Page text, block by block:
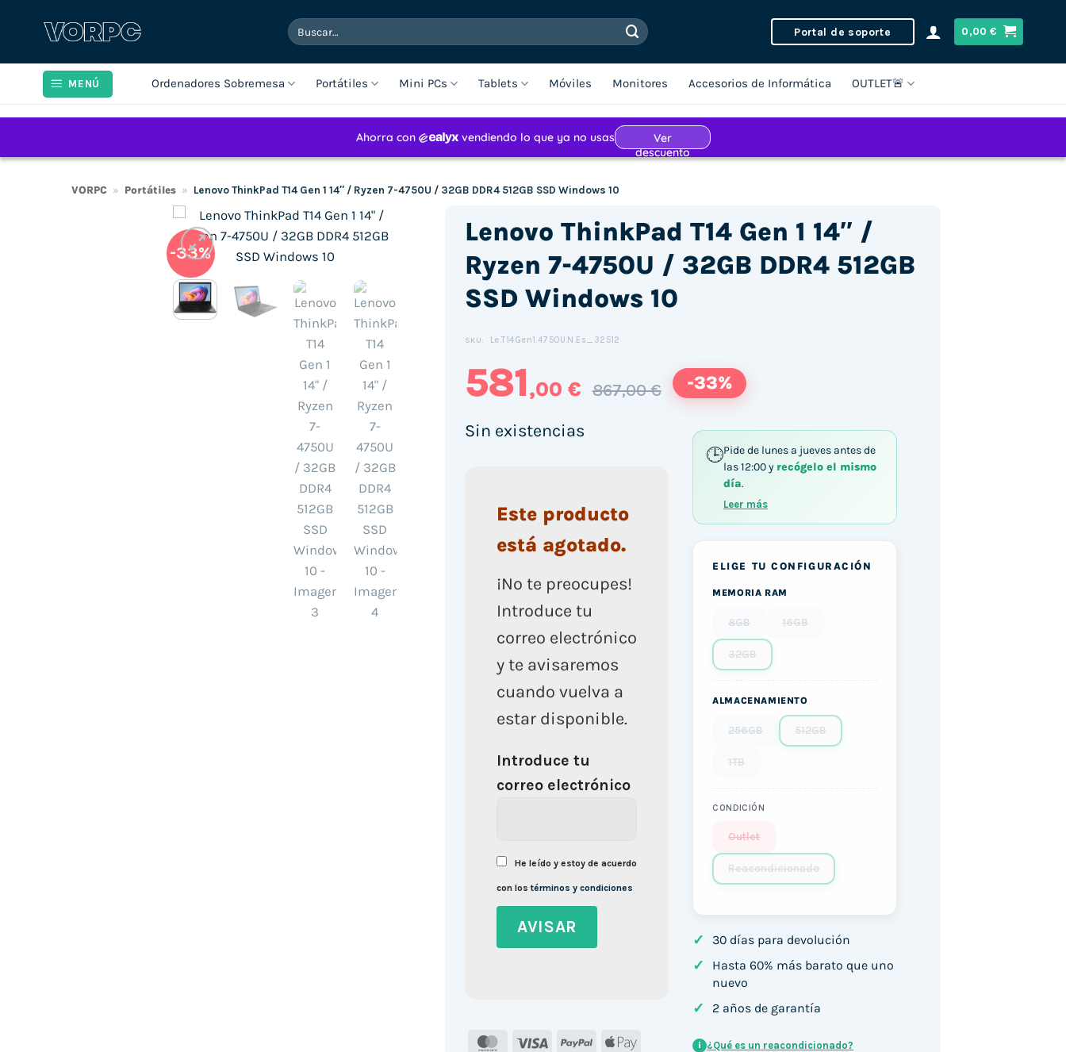
Buscar
por:
Portal de soporte 0,00€
MENÚ Ordenadores Sobremesa Portátiles Mini PCs Tablets Móviles Monitores Accesorios de Informática OUTLET🚨
VORPC » Portátiles » Lenovo ThinkPad T14 Gen 1 14″ / Ryzen 7-4750U / 32GB DDR4 512GB SSD Windows 10
-33%
Lenovo ThinkPad T14 Gen 1 14″ /
Ryzen 7-4750U / 32GB DDR4 512GB
SSD Windows 10
SKU: Le.T14Gen1.4750U.N.Es_32512
581,00 € 867,00 € -33%
Sin existencias
Este producto
está agotado.
¡No te preocupes!
Introduce tu
correo electrónico
y te avisaremos
cuando vuelva a
estar disponible.
Introduce tu
correo electrónico
He leído y estoy de acuerdo
con lostérminos y condiciones
MasterCard
Visa PayPal Apple
Pide de lunes a jueves antes de
las 12:00 y recógelo el mismo
día.
Leer más
ELIGE TU CONFIGURACIÓN
MEMORIA RAM
8GB 16GB
32GB
ALMACENAMIENTO
256GB 512GB
1TB
CONDICIÓN
Outlet
Reacondicionado
✓ 30 días para devolución
✓
Hasta 60% más barato que uno
nuevo
✓ 2 años de garantía
i ¿Qué es un reacondicionado?